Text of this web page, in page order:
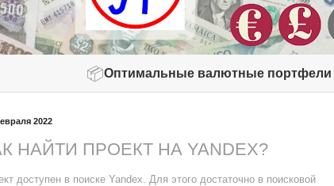
📦Оптимальные валютные портфели
2022
НАЙТИ ПРОЕКТ НА YANDEX?
доступен в поиске Yandex. Для этого достаточно в поисковой